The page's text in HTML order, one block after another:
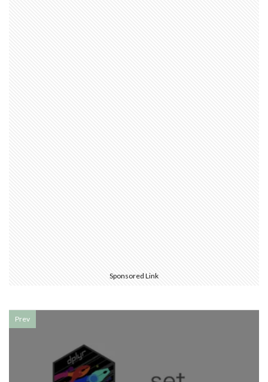
Sponsored Link
Prev